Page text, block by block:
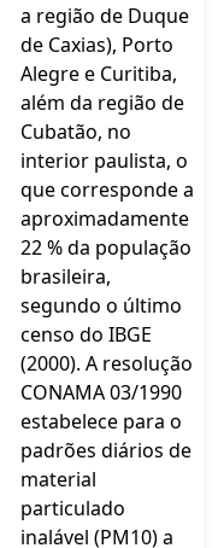
a região de Duque
de Caxias), Porto
Alegre e Curitiba,
além da região de
Cubatão, no
interior paulista, o
que corresponde a
aproximadamente
22 % da população
brasileira,
segundo o último
censo do IBGE
(2000). A resolução
CONAMA 03/1990
estabelece para o
padrões diários de
material
particulado
inalável (PM10) a